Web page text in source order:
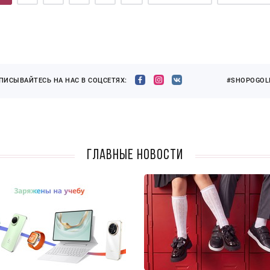
НА НАС В СОЦСЕТЯХ:
Главные новости